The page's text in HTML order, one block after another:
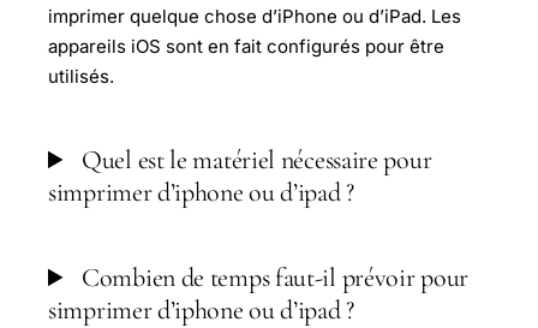
imprimer quelque chose d’iPhone ou d’iPad. Les
appareils iOS sont en fait configurés pour être
utilisés.
Quel est le matériel nécessaire pour
simprimer d’iphone ou d’ipad ?
Combien de temps faut-il prévoir pour
simprimer d’iphone ou d’ipad ?